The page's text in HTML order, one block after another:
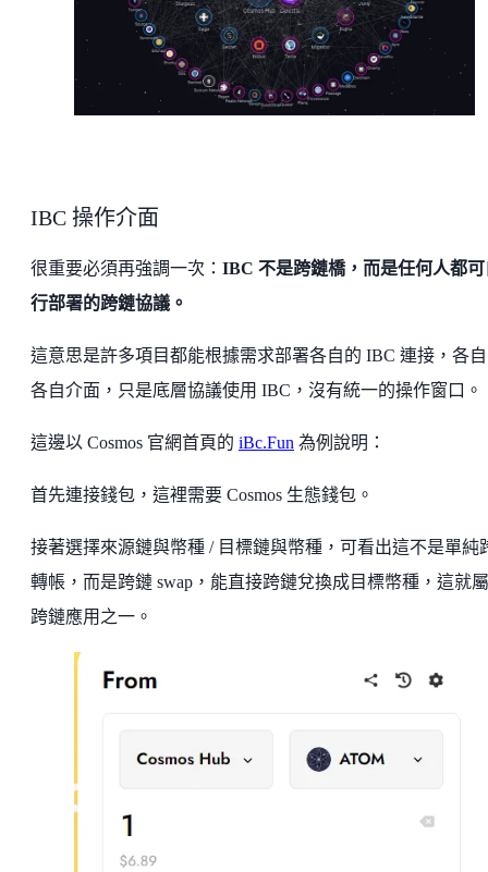
IBC 操作介面
很重要必須再強調一次： IBC 不是跨鏈橋，而是任何人都可
行部署的跨鏈協議。
這意思是許多項目都能根據需求部署各自的 IBC 連接，各
各自介面，只是底層協議使用 IBC，沒有統一的操作窗口。
這邊以 Cosmos 官網首頁的 iBc.Fun 為例說明：
首先連接錢包，這裡需要 Cosmos 生態錢包。
接著選擇來源鏈與幣種 / 目標鏈與幣種，可看出這不是單純
轉帳，而是跨鏈 swap，能直接跨鏈兌換成目標幣種，這就
跨鏈應用之一。